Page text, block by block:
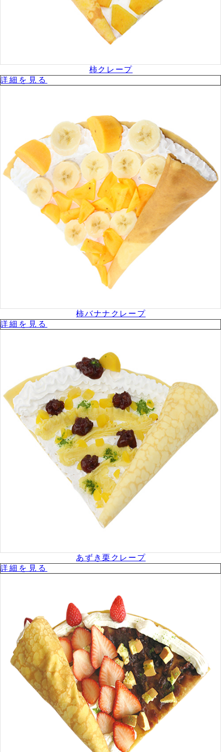
柿クレープ
詳細を⾒る
柿バナナクレープ
詳細を⾒る
あずき栗クレープ
詳細を⾒る